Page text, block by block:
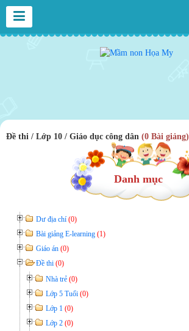
Đề thi / Lớp 10 / Giáo dục công dân (0 Bài giảng)
Danh mục
Dư địa chí (0)
Bài giảng E-learning (1)
Giáo án (0)
Đề thi (0)
Nhà trẻ (0)
Lớp 5 Tuổi (0)
Lớp 1 (0)
Lớp 2 (0)